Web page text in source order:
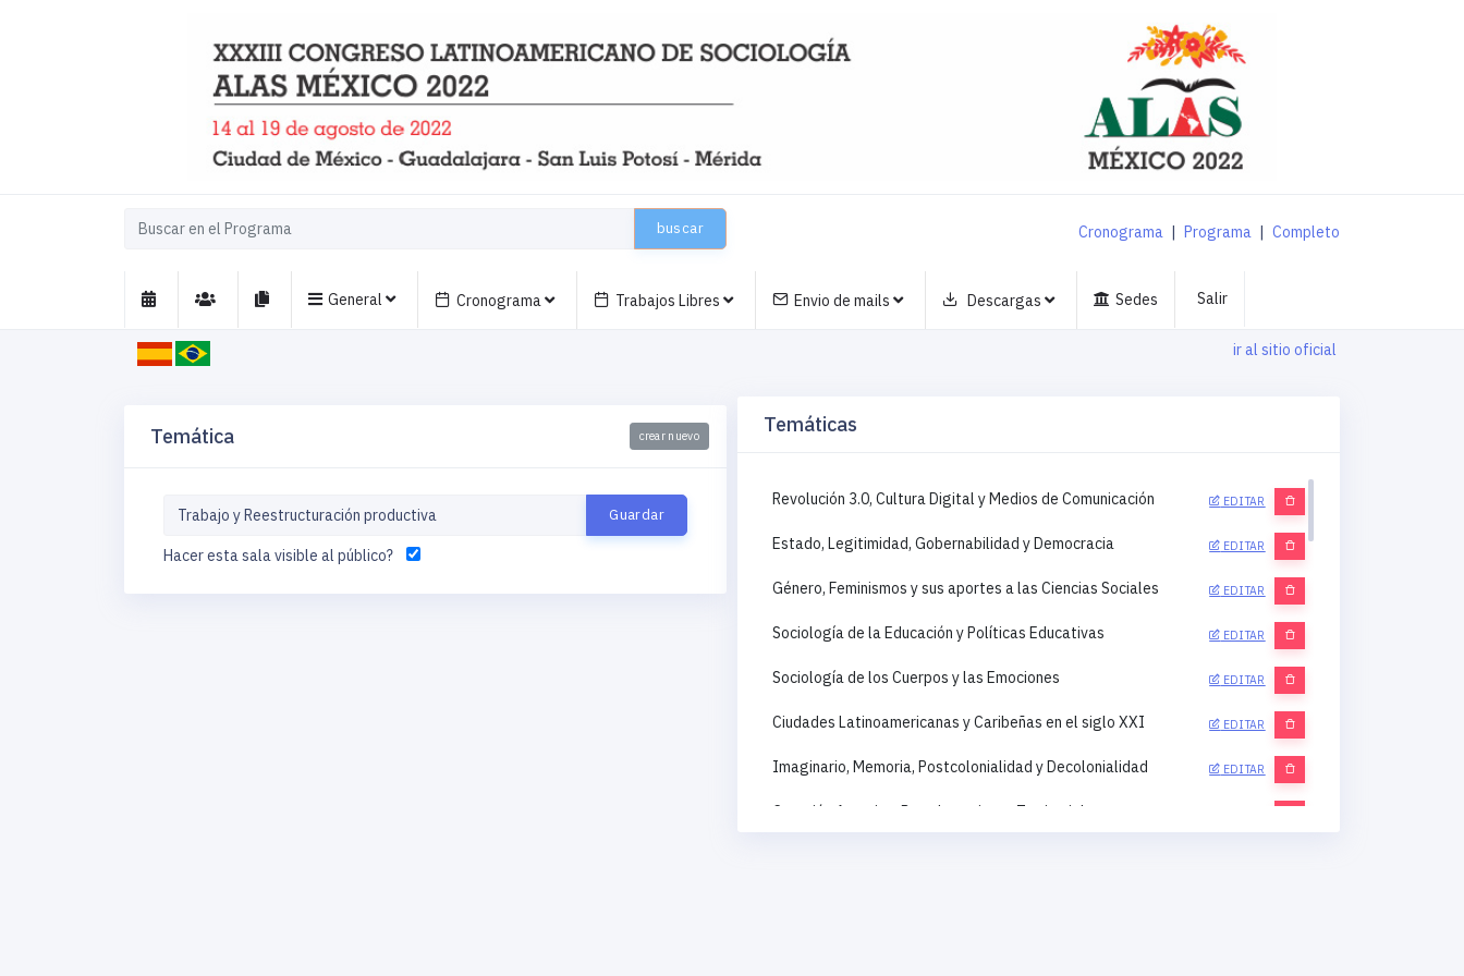
buscar Cronograma | Programa | Completo
General Cronograma Trabajos Libres Envio de mails Descargas Sedes Salir
ir al sitio oficial
Temática crear nuevo
Hacer esta sala visible al público?
Temáticas
Revolución 3.0, Cultura Digital y Medios de Comunicación EDITAR
Estado, Legitimidad, Gobernabilidad y Democracia EDITAR
Género, Feminismos y sus aportes a las Ciencias Sociales EDITAR
Sociología de la Educación y Políticas Educativas EDITAR
Sociología de los Cuerpos y las Emociones EDITAR
Ciudades Latinoamericanas y Caribeñas en el siglo XXI EDITAR
Imaginario, Memoria, Postcolonialidad y Decolonialidad EDITAR
Cuestión Agraria y Reordenamiento Territorial